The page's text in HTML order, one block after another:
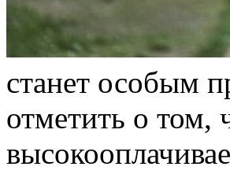
стaнeт особым
отметить о том,